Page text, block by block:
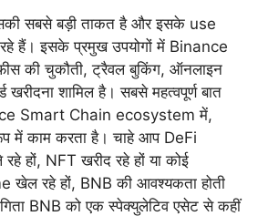
सबसे बड़ी ताकत है और इसके use
हैं। इसके प्रमुख उपयोगों में Binance
की चुकौती, ट्रैवल बुकिंग, ऑनलाइन
खरीदना शामिल है। सबसे महत्वपूर्ण बात
Smart Chain ecosystem में,
में काम करता है। चाहे आप DeFi
रहे हों, NFT खरीद रहे हों या कोई
रहे हों, BNB की आवश्यकता होती
BNB को एक स्पेक्युलेटिव एसेट से कहीं